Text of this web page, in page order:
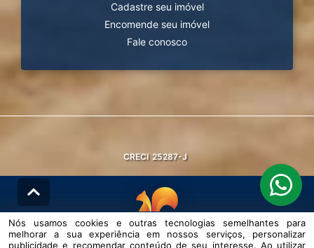
Cadastre seu imóvel
Encomende seu imóvel
Fale conosco
CRECI 25287-J
© DESENVOLVIDO PELAAGIL.NET
Nós usamos cookies e outras tecnologias semelhantes para
melhorar a sua experiência em nossos serviços, personalizar
publicidade e recomendar conteúdo de seu interesse. Ao utilizar